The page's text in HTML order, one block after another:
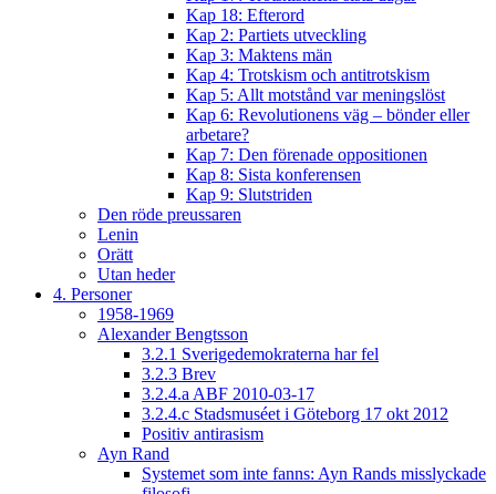
Kap 18: Efterord
Kap 2: Partiets utveckling
Kap 3: Maktens män
Kap 4: Trotskism och antitrotskism
Kap 5: Allt motstånd var meningslöst
Kap 6: Revolutionens väg – bönder eller
arbetare?
Kap 7: Den förenade oppositionen
Kap 8: Sista konferensen
Kap 9: Slutstriden
Den röde preussaren
Lenin
Orätt
Utan heder
4. Personer
1958-1969
Alexander Bengtsson
3.2.1 Sverigedemokraterna har fel
3.2.3 Brev
3.2.4.a ABF 2010-03-17
3.2.4.c Stadsmuséet i Göteborg 17 okt 2012
Positiv antirasism
Ayn Rand
Systemet som inte fanns: Ayn Rands misslyckade